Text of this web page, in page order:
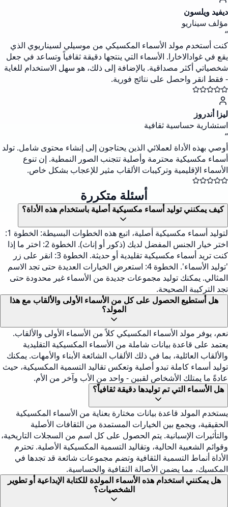
ديفيد ويلسون
مؤلف سيناريو
“
كنت أستخدم مولد الأسماء المكسيكي من موسيلي لسيناريوي الذي
يقع في غوادالاخارا. الأسماء التي ينتجها دقيقة ثقافياً وتساعد في جعل
شخصياتي أكثر مصداقية. بالإضافة إلى ذلك، هو سهل الاستخدام للغاية
- فقط انقر واحصل على نتائج فورية.
ليزا أندروز
استشارية حساسية ثقافية
“
أوصي بهذه الأداة لعملائي الذين يحتاجون إلى إنشاء محتوى شامل. تولد
أسماء مكسيكية محترمة وأصلية تتجنب الصور النمطية. إن تنوع
الأسماء الإقليمية وتركيبات الألقاب مثير للإعجاب بشكل خاص.
أسئلة متكررة
كيف يمكنني توليد أسماء مكسيكية أصلية باستخدام هذه الأداة؟
لتوليد أسماء مكسيكية أصلية، اتبع هذه الخطوات البسيطة: الخطوة 1:
اختر خيار الجنس المفضل لديك (ذكور أو إناث). الخطوة 2: اختر ما إذا
كنت تريد أسماء مكسيكية تقليدية أو حديثة. الخطوة 3: انقر على زر
'توليد الأسماء'. الخطوة 4: استعرض الخيارات العديدة حتى تجد الاسم
المثالي. يمكنك توليد مجموعات جديدة من الأسماء غير محدودة حتى
تجد التركيبة الصحيحة.
هل أستطيع الحصول على كل من الأسماء الأولى والألقاب مع هذا
المولد؟
نعم، يوفر مولد الأسماء المكسيكي كلاً من الأسماء الأولى والألقاب.
يعتمد على قاعدة بيانات شاملة من الأسماء المكسيكية التقليدية
والألقاب العائلية، بما في ذلك الألقاب الشائعة الأبناء والأمهات. يمكنك
توليد أسماء كاملة تبدو أصلية وتعكس تقاليد التسمية المكسيكية، حيث
عادةً ما يمتلك الأشخاص لقبين - واحد من الأب وآخر من الأم.
هل الأسماء التي تم توليدها دقيقة ثقافياً؟
يستخدم المولد قاعدة بيانات مختارة بعناية من الأسماء المكسيكية
الحقيقية، ويجمع بين الخيارات المستمدة من الثقافات الأصلية
والتأثيرات الإسبانية. يتم الحصول على كل اسم من السجلات التاريخية،
وقوائم الشعبية الحالية، وتقاليد التسمية المكسيكية الأصلية. تحترم
الأداة أنماط التسمية الثقافية وتضم مجموعات شائعة قد تجدها في
المكسيك، مما يضمن الأصالة الثقافية والحساسية.
هل يمكنني استخدام هذه الأسماء المولدة للكتابة الإبداعية أو تطوير
الشخصيات؟